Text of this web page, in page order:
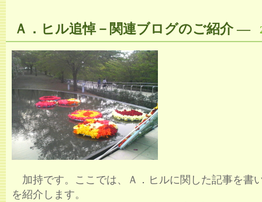
Ａ．ヒル追悼－関連ブログのご紹介―
加持です。ここでは、Ａ．ヒルに関した記事を書
を紹介します。